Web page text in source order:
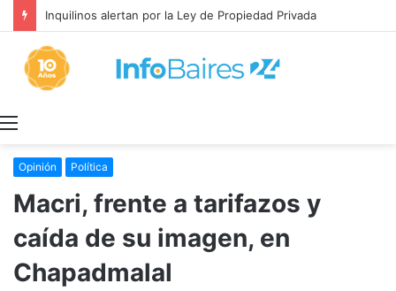
Inquilinos alertan por la Ley de Propiedad Privada
Opinión Política
Macri, frente a tarifazos y
caída de su imagen, en
Chapadmalal